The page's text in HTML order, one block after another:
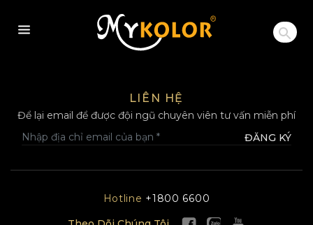
MYKOLOR
LIÊN HỆ
Để lại email để được đội ngũ chuyên viên tư vấn miễn phí
ĐĂNG KÝ
Hotline +1800 6600